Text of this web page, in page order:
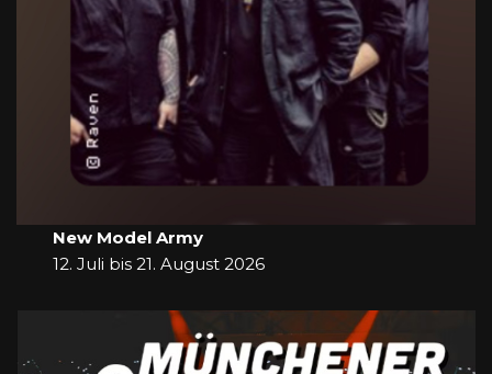
New Model Army
12. Juli bis 21. August 2026